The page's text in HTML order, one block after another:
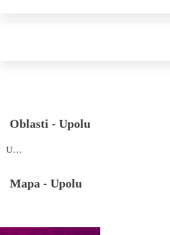
Oblasti - Upolu
Upolu
Mapa - Upolu